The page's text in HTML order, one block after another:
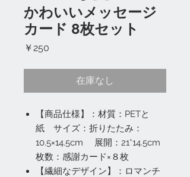
かわいいメッセージ
カード 8枚セット
￥250
在庫なし
【商品仕様】：材質：PETと
紙 サイズ：折りたたみ：
10.5×14.5cm 展開：21*14.5cm
枚数：感謝カード×８枚
【繊細なデザイン】：ロマンチ